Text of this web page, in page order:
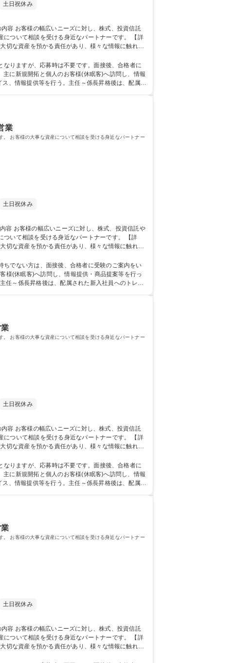
土日祝休み
いて相談を受ける身近なパートナーです。 【詳
切な資産を預かる責任があり、様々な情報に触れる
15年◎■福井県嶺北地域に特化した4店舗体制という
坂井市/未経験・第二新卒歓迎】残業ほぼなし/手厚い教育◎/資産運用サポート
りますが、応募時は不要です。面接後、合格者に
、情報提供等を行う。主任～係長昇格後は、配属さ
業
お客様の大事な資産について相談を受ける身近なパートナー
土日祝休み
て相談を受ける身近なパートナーです。 【詳
切な資産を預かる責任があり、様々な情報に触れる
15年◎■福井県嶺北地域に特化した4店舗体制という
福井市】残業ほぼなしの証券営業/ワークライフバラン重視/資産運用サポート
でない方は、面接後、合格者に受験のご案内をい
任～係長昇格後は、配属された新入社員へのトレー
お客様の大事な資産について相談を受ける身近なパートナー
土日祝休み
いて相談を受ける身近なパートナーです。 【詳
切な資産を預かる責任があり、様々な情報に触れる
15年◎■福井県嶺北地域に特化した4店舗体制という
鯖江市/未経験・第二新卒歓迎】残業ほぼなし/手厚い教育◎/資産運用サポート
りますが、応募時は不要です。面接後、合格者に
、情報提供等を行う。主任～係長昇格後は、配属さ
お客様の大事な資産について相談を受ける身近なパートナー
土日祝休み
いて相談を受ける身近なパートナーです。 【詳
切な資産を預かる責任があり、様々な情報に触れる
15年◎■福井県嶺北地域に特化した4店舗体制という